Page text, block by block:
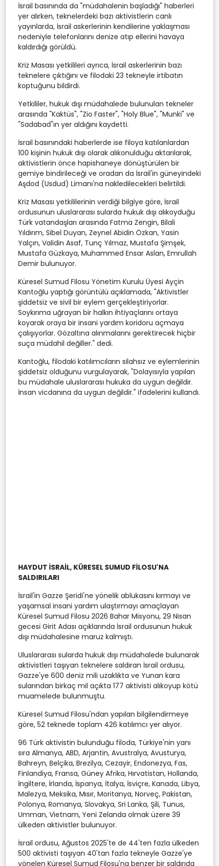
İsrail basınında da "müdahalenin başladığı" haberleri
yer alırken, teknelerdeki bazı aktivistlerin canlı
yayınlarda, İsrail askerlerinin kendilerine yaklaşması
nedeniyle telefonlarını denize atıp ellerini havaya
kaldırdığı görüldü.
Kriz Masası yetkilileri ayrıca, İsrail askerlerinin bazı
teknelere çıktığını ve filodaki 23 tekneyle irtibatın
koptuğunu bildirdi.
Yetkililer, hukuk dışı müdahalede bulunulan tekneler
arasında "Kaktüs", "Zio Faster", "Holy Blue", "Munki" ve
"Sadabad"ın yer aldığını kaydetti.
İsrail basınındaki haberlerde ise filoya katılanlardan
100 kişinin hukuk dışı olarak alıkonulduğu aktarılarak,
aktivistlerin önce hapishaneye dönüştürülen bir
gemiye bindirileceği ve oradan da İsrail'in güneyindeki
Aşdod (Usdud) Limanı'na nakledilecekleri belirtildi.
Kriz Masası yetkililerinin verdiği bilgiye göre, İsrail
ordusunun uluslararası sularda hukuk dışı alıkoyduğu
Türk vatandaşları arasında Fatma Zengin, Bilali
Yıldırım, Sibel Duyan, Zeynel Abidin Özkan, Yasin
Yalçın, Validin Asaf, Tunç Yılmaz, Mustafa Şimşek,
Mustafa Güzkaya, Muhammed Ensar Aslan, Emrullah
Demir bulunuyor.
Küresel Sumud Filosu Yönetim Kurulu Üyesi Ayçin
Kantoğlu yaptığı görüntülü açıklamada, "Aktivistler
şiddetsiz ve sivil bir eylem gerçekleştiriyorlar.
Soykırıma uğrayan bir halkın ihtiyaçlarını ortaya
koyarak oraya bir insani yardım koridoru açmaya
çalışıyorlar. Gözaltına alınmalarını gerektirecek hiçbir
suça müdahil değiller." dedi.
Kantoğlu, filodaki katılımcıların silahsız ve eylemlerinin
şiddetsiz olduğunu vurgulayarak, "Dolayısıyla yapılan
bu müdahale uluslararası hukuka da uygun değildir.
İnsan vicdanına da uygun değildir." ifadelerini kullandı.
HAYDUT İSRAİL, KÜRESEL SUMUD FİLOSU'NA
SALDIRILARI
İsrail'in Gazze Şeridi'ne yönelik ablukasını kırmayı ve
yaşamsal insani yardım ulaştırmayı amaçlayan
Küresel Sumud Filosu 2026 Bahar Misyonu, 29 Nisan
gecesi Girit Adası açıklarında İsrail ordusunun hukuk
dışı müdahalesine maruz kalmıştı.
Uluslararası sularda hukuk dışı müdahalede bulunarak
aktivistleri taşıyan teknelere saldıran İsrail ordusu,
Gazze'ye 600 deniz mili uzaklıkta ve Yunan kara
sularından birkaç mil açıkta 177 aktivisti alıkoyup kötü
muamelede bulunmuştu.
Küresel Sumud Filosu'ndan yapılan bilgilendirmeye
göre, 52 teknede toplam 426 katılımcı yer alıyor.
96 Türk aktivistin bulunduğu filoda, Türkiye'nin yanı
sıra Almanya, ABD, Arjantin, Avustralya, Avusturya,
Bahreyn, Belçika, Brezilya, Cezayir, Endonezya, Fas,
Finlandiya, Fransa, Güney Afrika, Hırvatistan, Hollanda,
İngiltere, İrlanda, İspanya, İtalya, İsviçre, Kanada, Libya,
Malezya, Meksika, Mısır, Moritanya, Norveç, Pakistan,
Polonya, Romanya, Slovakya, Sri Lanka, Şili, Tunus,
Umman, Vietnam, Yeni Zelanda olmak üzere 39
ülkeden aktivistler bulunuyor.
İsrail ordusu, Ağustos 2025'te de 44'ten fazla ülkeden
500 aktivisti taşıyan 40'tan fazla tekneyle Gazze'ye
yönelen Küresel Sumud Filosu'na benzer bir saldırıda